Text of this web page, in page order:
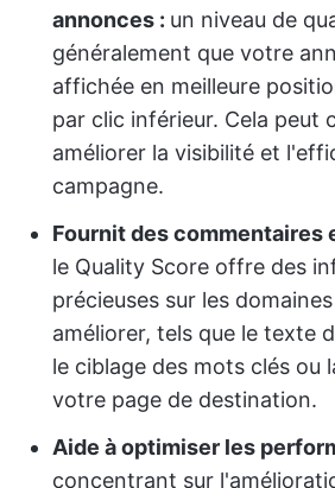
annonces : un niveau de
généralement que votre
affichée en meilleure
par clic inférieur. Cela peut
améliorer la visibilité et
campagne.
Fournit des commentaires
le Quality Score offre des
précieuses sur les
améliorer, tels que le texte
le ciblage des mots clés ou
votre page de destination.
Aide à optimiser les
concentrant sur